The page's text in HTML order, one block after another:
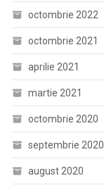
octombrie 2022
octombrie 2021
aprilie 2021
martie 2021
octombrie 2020
septembrie 2020
august 2020